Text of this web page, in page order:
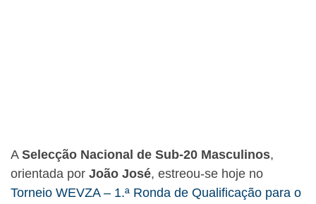
A Selecção Nacional de Sub-20 Masculinos,
orientada por João José, estreou-se hoje no
Torneio WEVZA – 1.ª Ronda de Qualificação para o